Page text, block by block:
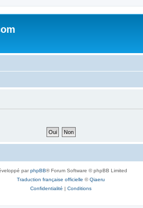
parphpBB® Forum Software © phpBB Limited
Traduction française officielle ©Qiaeru
Confidentialité | Conditions